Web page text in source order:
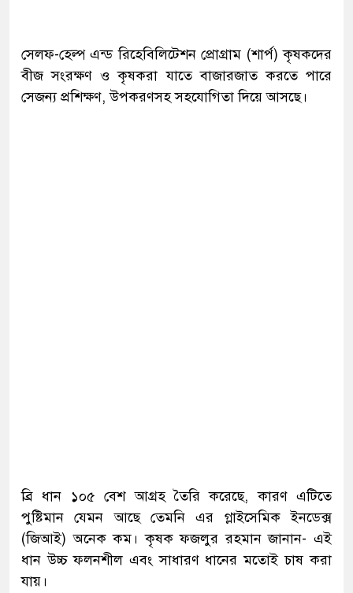
সেলফ-হেল্প এন্ড রিহেবিলিটেশন প্রোগ্রাম (শার্প) কৃষকদের
বীজ সংরক্ষণ ও কৃষকরা যাতে বাজারজাত করতে পারে
সেজন্য প্রশিক্ষণ, উপকরণসহ সহযোগিতা দিয়ে আসছে।
ব্রি ধান ১০৫ বেশ আগ্রহ তৈরি করেছে, কারণ এটিতে
পুষ্টিমান যেমন আছে তেমনি এর গ্লাইসেমিক ইনডেক্স
(জিআই) অনেক কম। কৃষক ফজলুর রহমান জানান- এই
ধান উচ্চ ফলনশীল এবং সাধারণ ধানের মতোই চাষ করা
যায়।